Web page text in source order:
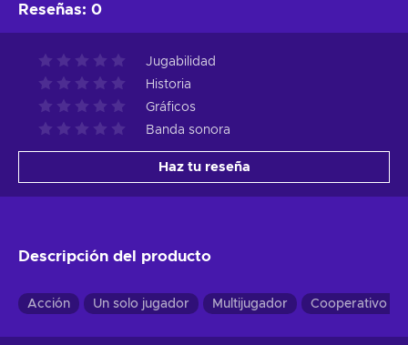
Reseñas: 0
Jugabilidad
Historia
Gráficos
Banda sonora
Haz tu reseña
Descripción del producto
Acción Un solo jugador Multijugador Cooperativo